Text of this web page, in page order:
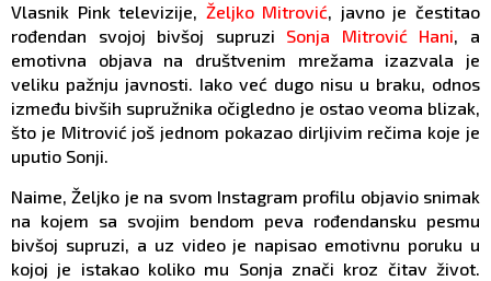
Vlasnik Pink televizije, Željko Mitrović, javno je čestitao
rođendan svojoj bivšoj supruzi Sonja Mitrović Hani, a
emotivna objava na društvenim mrežama izazvala je
veliku pažnju javnosti. Iako već dugo nisu u braku, odnos
između bivših supružnika očigledno je ostao veoma blizak,
što je Mitrović još jednom pokazao dirljivim rečima koje je
uputio Sonji.
Naime, Željko je na svom Instagram profilu objavio snimak
na kojem sa svojim bendom peva rođendansku pesmu
bivšoj supruzi, a uz video je napisao emotivnu poruku u
kojoj je istakao koliko mu Sonja znači kroz čitav život.